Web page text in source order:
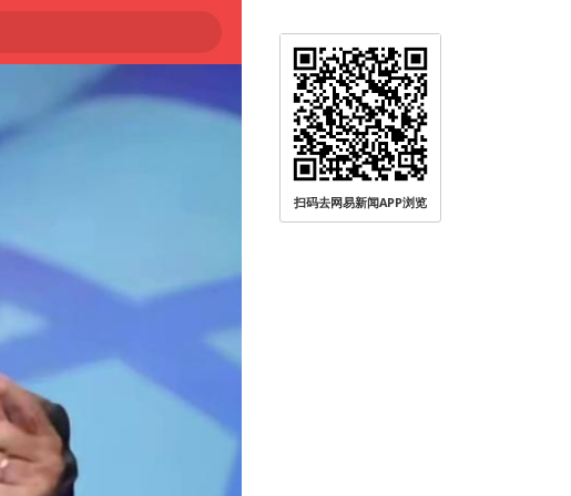
扫码去网易新闻APP浏览